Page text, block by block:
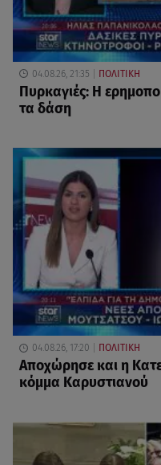
04.08.26, 21:35 ΠΟΛΙΤΙΚΗ
Πυρκαγιές: Η
τα δάση
04.08.26, 17:20 ΠΟΛΙΤΙΚΗ
Αποχώρησε και η
κόμμα Καρυστιανού